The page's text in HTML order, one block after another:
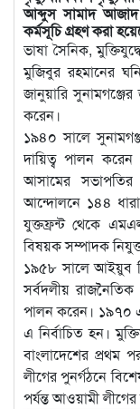
আব্দুস সামাদ আজাদ
কর্মসূচি গ্রহণ করা
ভাষা সৈনিক,
মুজিবুর রহমানের
জানুয়ারি
করেন।
১৯৪০ সালে
দায়িত্ব পালন
আসামের
আন্দোলনে ১৪৪ ধারা
যুক্তফ্রন্ট থেকে
বিষয়ক সম্পাদক
১৯৫৮ সালে আইয়ুব
সর্বদলীয়
পালন করেন। ১৯৭০
এ নির্বাচিত হন।
বাংলাদেশের প্রথম
লীগের পুনর্গঠনে
পর্যন্ত আওয়ামী